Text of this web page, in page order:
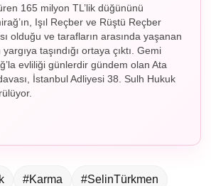
165 milyon TL’lik düğününü
Işıl Reçber ve Rüştü Reçber
olduğu ve tarafların arasında yaşanan
taşındığı ortaya çıktı. Gemi
evliliği günlerdir gündem olan Ata
İstanbul Adliyesi 38. Sulh Hukuk
#Karma #SelinTürkmen